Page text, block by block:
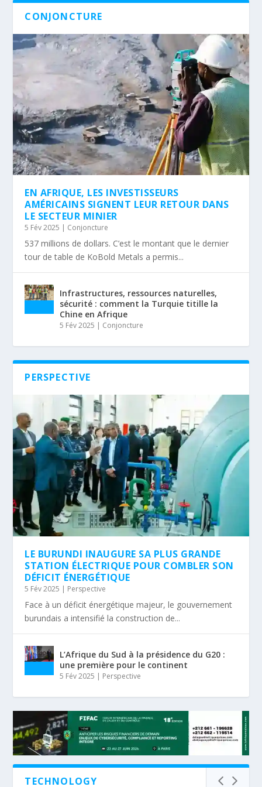
CONJONCTURE
EN AFRIQUE, LES INVESTISSEURS
AMÉRICAINS SIGNENT LEUR RETOUR DANS
LE SECTEUR MINIER
5 Fév 2025 Conjoncture
537 millions de dollars. C’est le montant que le dernier
tour de table de KoBold Metals a permis...
Infrastructures, ressources naturelles,
sécurité : comment la Turquie titille la
Chine en Afrique
5 Fév 2025 Conjoncture
PERSPECTIVE
LE BURUNDI INAUGURE SA PLUS GRANDE
STATION ÉLECTRIQUE POUR COMBLER SON
DÉFICIT ÉNERGÉTIQUE
5 Fév 2025 | Perspective
Face à un déficit énergétique majeur, le gouvernement
burundais a intensifié la construction de...
L’Afrique du Sud à la présidence du G20 :
une première pour le continent
5 Fév 2025 | Perspective
TECHNOLOGY